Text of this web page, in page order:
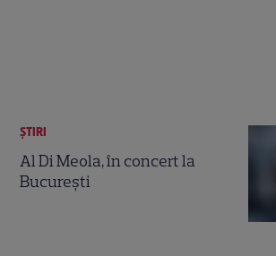
ȘTIRI
Al Di Meola, în concert la
Bucureşti